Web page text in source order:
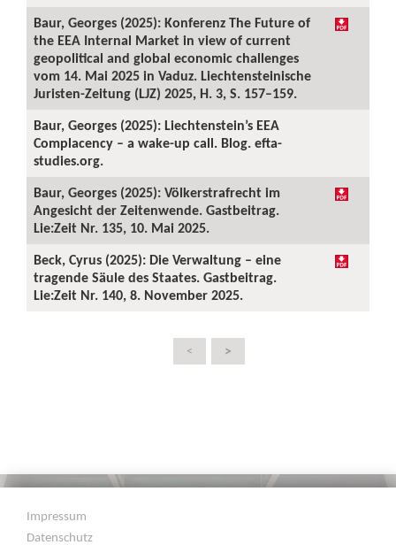
Baur, Georges (2025): Konferenz The Future of
the EEA Internal Market in view of current
geopolitical and global economic challenges
vom 14. Mai 2025 in Vaduz. Liechtensteinische
Juristen-Zeitung (LJZ) 2025, H. 3, S. 157–159.
Baur, Georges (2025): Liechtenstein’s EEA
Complacency – a wake-up call. Blog. efta-
studies.org.
Baur, Georges (2025): Völkerstrafrecht im
Angesicht der Zeitenwende. Gastbeitrag.
Lie:Zeit Nr. 135, 10. Mai 2025.
Beck, Cyrus (2025): Die Verwaltung – eine
tragende Säule des Staates. Gastbeitrag.
Lie:Zeit Nr. 140, 8. November 2025.
< >
Impressum
Datenschutz